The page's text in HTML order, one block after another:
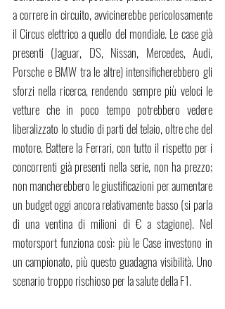
a correre in circuito, avvicinerebbe pericolosamente
il Circus elettrico a quello del mondiale. Le case già
presenti (Jaguar, DS, Nissan, Mercedes, Audi,
Porsche e BMW tra le altre) intensificherebbero gli
sforzi nella ricerca, rendendo sempre più veloci le
vetture che in poco tempo potrebbero vedere
liberalizzato lo studio di parti del telaio, oltre che del
motore. Battere la Ferrari, con tutto il rispetto per i
concorrenti già presenti nella serie, non ha prezzo;
non mancherebbero le giustificazioni per aumentare
un budget oggi ancora relativamente basso (si parla
di una ventina di milioni di € a stagione). Nel
motorsport funziona così: più le Case investono in
un campionato, più questo guadagna visibilità. Uno
scenario troppo rischioso per la salute della F1.